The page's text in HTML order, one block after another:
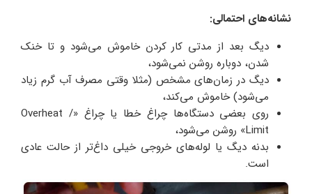
نشانه‌های احتمالی:
دیگ بعد از مدتی کار کردن خاموش می‌شود و تا خنک
شدن، دوباره روشن نمی‌شود،
دیگ در زمان‌های مشخص (مثلا وقتی مصرف آب گرم زیاد
می‌شود) خاموش می‌کند،
روی بعضی دستگاه‌ها چراغ خطا یا چراغ «Overheat /
Limit» روشن می‌شود،
بدنه دیگ یا لوله‌های خروجی خیلی داغ‌تر از حالت عادی
است.